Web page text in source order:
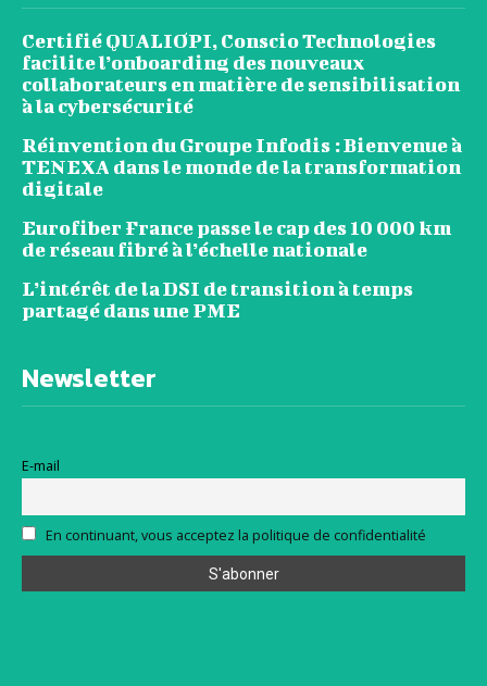
Certifié QUALIOPI, Conscio Technologies
facilite l’onboarding des nouveaux
collaborateurs en matière de sensibilisation
à la cybersécurité
Réinvention du Groupe Infodis : Bienvenue à
TENEXA dans le monde de la transformation
digitale
Eurofiber France passe le cap des 10 000 km
de réseau fibré à l’échelle nationale
L’intérêt de la DSI de transition à temps
partagé dans une PME
Newsletter
E-mail
En continuant, vous acceptez la politique de confidentialité